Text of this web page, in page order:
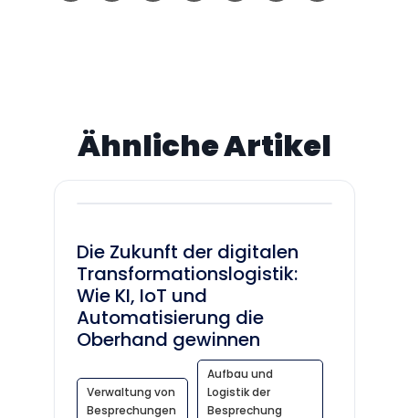
Ähnliche Artikel
Die Zukunft der digitalen
Transformationslogistik:
Wie KI, IoT und
Automatisierung die
Oberhand gewinnen
Verwaltung von
Besprechungen
Aufbau und
Logistik der
Besprechung